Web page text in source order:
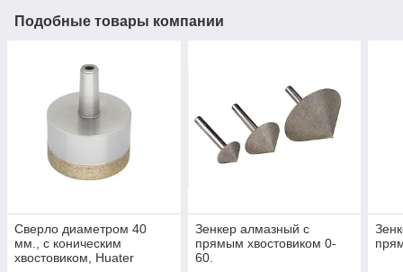
Подобные товары компании
Сверло диаметром 40
мм., с коническим
хвостовиком, Huater
Зенкер алмазный с
прямым хвостовиком 0-
60.